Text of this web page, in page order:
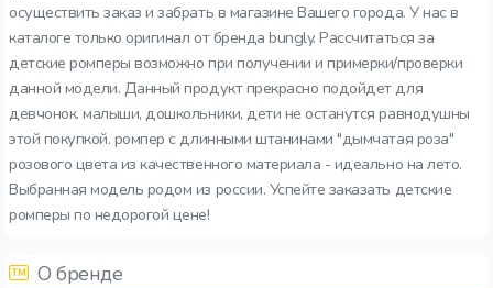
осуществить заказ и забрать в магазине Вашего города. У нас в
каталоге только оригинал от бренда bungly. Рассчитаться за
детские ромперы возможно при получении и примерки/проверки
данной модели. Данный продукт прекрасно подойдет для
девчонок. малыши, дошкольники, дети не останутся равнодушны
этой покупкой. ромпер с длинными штанинами "дымчатая роза"
розового цвета из качественного материала - идеально на лето.
Выбранная модель родом из россии. Успейте заказать детские
ромперы по недорогой цене!
О бренде